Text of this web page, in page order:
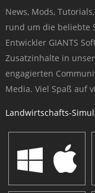
News, Mods,
rund um die beliebte
Entwickler GIANTS
Zusatzinhalte in
engagierten
Media. Viel Spaß auf
Landwirtschafts-